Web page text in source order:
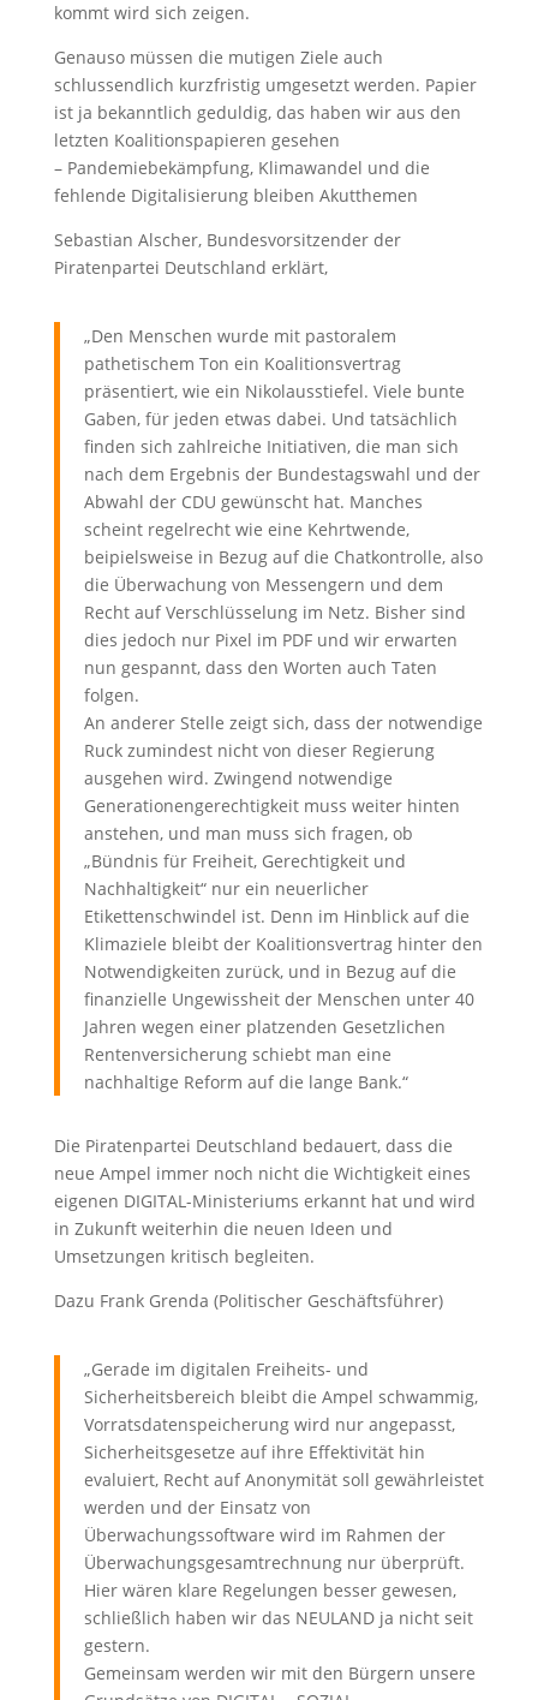
kommt wird sich zeigen.
Genauso müssen die mutigen Ziele auch
schlussendlich kurzfristig umgesetzt werden. Papier
ist ja bekanntlich geduldig, das haben wir aus den
letzten Koalitionspapieren gesehen
– Pandemiebekämpfung, Klimawandel und die
fehlende Digitalisierung bleiben Akutthemen
Sebastian Alscher, Bundesvorsitzender der
Piratenpartei Deutschland erklärt,
„Den Menschen wurde mit pastoralem
pathetischem Ton ein Koalitionsvertrag
präsentiert, wie ein Nikolausstiefel. Viele bunte
Gaben, für jeden etwas dabei. Und tatsächlich
finden sich zahlreiche Initiativen, die man sich
nach dem Ergebnis der Bundestagswahl und der
Abwahl der CDU gewünscht hat. Manches
scheint regelrecht wie eine Kehrtwende,
beipielsweise in Bezug auf die Chatkontrolle, also
die Überwachung von Messengern und dem
Recht auf Verschlüsselung im Netz. Bisher sind
dies jedoch nur Pixel im PDF und wir erwarten
nun gespannt, dass den Worten auch Taten
folgen.
An anderer Stelle zeigt sich, dass der notwendige
Ruck zumindest nicht von dieser Regierung
ausgehen wird. Zwingend notwendige
Generationengerechtigkeit muss weiter hinten
anstehen, und man muss sich fragen, ob
„Bündnis für Freiheit, Gerechtigkeit und
Nachhaltigkeit“ nur ein neuerlicher
Etikettenschwindel ist. Denn im Hinblick auf die
Klimaziele bleibt der Koalitionsvertrag hinter den
Notwendigkeiten zurück, und in Bezug auf die
finanzielle Ungewissheit der Menschen unter 40
Jahren wegen einer platzenden Gesetzlichen
Rentenversicherung schiebt man eine
nachhaltige Reform auf die lange Bank.“
Die Piratenpartei Deutschland bedauert, dass die
neue Ampel immer noch nicht die Wichtigkeit eines
eigenen DIGITAL-Ministeriums erkannt hat und wird
in Zukunft weiterhin die neuen Ideen und
Umsetzungen kritisch begleiten.
Dazu Frank Grenda (Politischer Geschäftsführer)
„Gerade im digitalen Freiheits- und
Sicherheitsbereich bleibt die Ampel schwammig,
Vorratsdatenspeicherung wird nur angepasst,
Sicherheitsgesetze auf ihre Effektivität hin
evaluiert, Recht auf Anonymität soll gewährleistet
werden und der Einsatz von
Überwachungssoftware wird im Rahmen der
Überwachungsgesamtrechnung nur überprüft.
Hier wären klare Regelungen besser gewesen,
schließlich haben wir das NEULAND ja nicht seit
gestern.
Gemeinsam werden wir mit den Bürgern unsere